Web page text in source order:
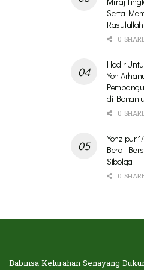
Serta
0
Hadir
Yon
di
0
Yonzipur
Berat
Sibolga
0
Babinsa Kelurahan Senayang